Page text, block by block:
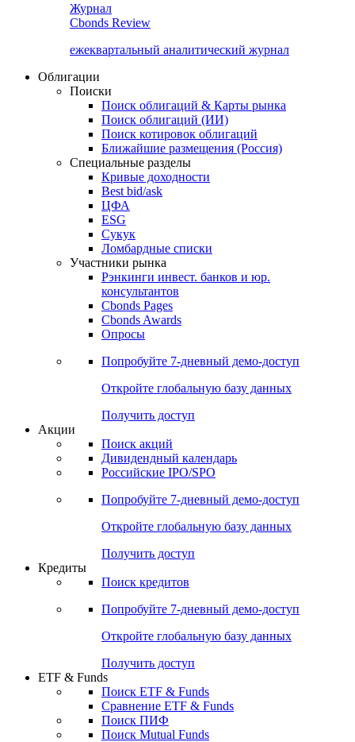
Журнал
Cbonds Review
ежеквартальный аналитический журнал
Облигации
Поиски
Поиск облигаций & Карты рынка
Поиск облигаций (ИИ)
Поиск котировок облигаций
Ближайшие размещения (Россия)
Специальные разделы
Кривые доходности
Best bid/ask
ЦФА
ESG
Сукук
Ломбардные списки
Участники рынка
Рэнкинги инвест. банков и юр.
консультантов
Cbonds Pages
Cbonds Awards
Опросы
Попробуйте 7-дневный демо-доступ
Откройте глобальную базу данных
Получить доступ
Акции
Поиск акций
Дивидендный календарь
Российские IPO/SPO
Попробуйте 7-дневный демо-доступ
Откройте глобальную базу данных
Получить доступ
Кредиты
Поиск кредитов
Попробуйте 7-дневный демо-доступ
Откройте глобальную базу данных
Получить доступ
ETF & Funds
Поиск ETF & Funds
Сравнение ETF & Funds
Поиск ПИФ
Поиск Mutual Funds